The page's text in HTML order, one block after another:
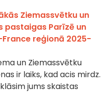
Ziemassvētku un
pastaigas Parīzē un
reģionā 2025-
un Ziemassvētku
ir laiks, kad acis mirdz.
jums skaistas